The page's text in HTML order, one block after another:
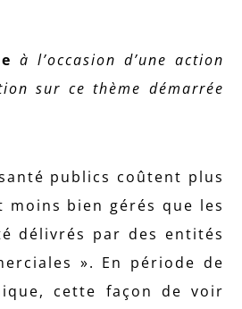
à l’occasion d’une action
sur ce thème démarrée
publics coûtent plus
moins bien gérés que les
délivrés par des entités
». En période de
cette façon de voir